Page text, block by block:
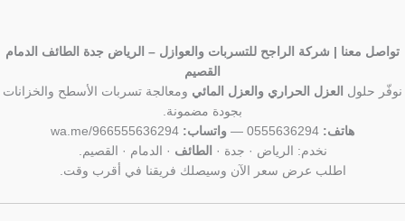
تواصل معنا | شركة الراجح للتسربات والعوازل – الرياض جدة الطائف الدمام
القصيم
نوفّر حلول العزل الحراري والعزل المائي ومعالجة تسربات الأسطح والخزانات
بجودة مضمونة.
هاتف:
واتساب:
نخدم: الرياض · جدة · الطائف · الدمام · القصيم.
اطلب عرض سعر الآن وسيصلك فريقنا في أقرب وقت.